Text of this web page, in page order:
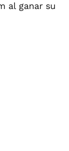
al ganar su